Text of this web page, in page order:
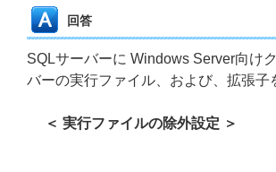
回答
SQLサーバーに Windows Server向け
バーの実行ファイル、および、拡張子
＜ 実行ファイルの除外設定 ＞